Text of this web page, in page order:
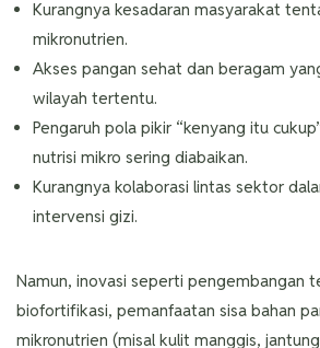
Kurangnya kesadaran masyarakat
mikronutrien.
Akses pangan sehat dan beragam
wilayah tertentu.
Pengaruh pola pikir “kenyang itu
nutrisi mikro sering diabaikan.
Kurangnya kolaborasi lintas sektor
intervensi gizi.
Namun, inovasi seperti pengembangan
biofortifikasi, pemanfaatan sisa bahan
mikronutrien (misal kulit manggis,